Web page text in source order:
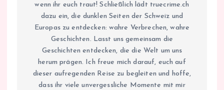
wenn ihr euch traut! Schließlich lädt truecrime.ch
dazu ein, die dunklen Seiten der Schweiz und
Europas zu entdecken: wahre Verbrechen, wahre
Geschichten. Lasst uns gemeinsam die
Geschichten entdecken, die die Welt um uns
herum prägen. Ich freue mich darauf, euch auf
dieser aufregenden Reise zu begleiten und hoffe,
dass ihr viele unvergessliche Momente mit mir